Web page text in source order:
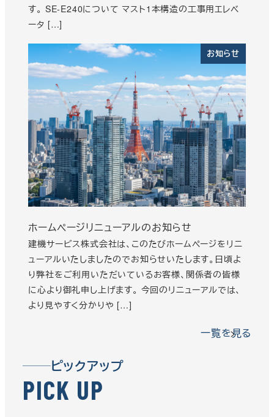
す。 SE-E240について マスト1本構造の工事用エレベ
ータ […]
お知らせ
ホームページリニューアルのお知らせ
建機サービス株式会社は、このたびホームページをリニ
ューアルいたしましたのでお知らせいたします。日頃よ
り弊社をご利用いただいているお客様、関係者の皆様
に心より御礼申し上げます。 今回のリニューアルでは、
より見やすく分かりや […]
一覧を見る
ピックアップ
PICK UP